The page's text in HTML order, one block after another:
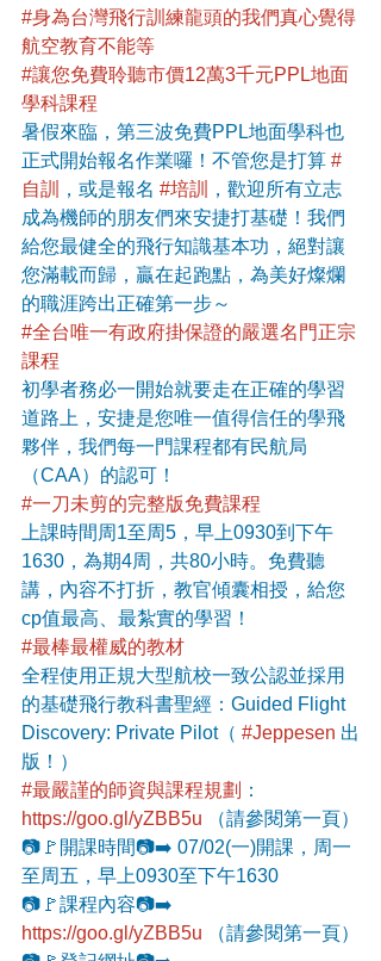
#身為台灣飛行訓練龍頭的我們真心覺得
航空教育不能等
#讓您免費聆聽市價12萬3千元PPL地面
學科課程
暑假來臨，第三波免費PPL地面學科也
正式開始報名作業囉！不管您是打算 #
自訓
，或是報名 #培訓
，歡迎所有立志
成為機師的朋友們來安捷打基礎！我們
給您最健全的飛行知識基本功，絕對讓
您滿載而歸，贏在起跑點，為美好燦爛
的職涯跨出正確第一步～
#全台唯一有政府掛保證的嚴選名門正宗
課程
初學者務必一開始就要走在正確的學習
道路上，安捷是您唯一值得信任的學飛
夥伴，我們每一門課程都有民航局
（CAA）的認可！
#一刀未剪的完整版免費課程
上課時間周1至周5，早上0930到下午
1630，為期4周，共80小時。免費聽
講，內容不打折，教官傾囊相授，給您
cp值最高、最紮實的學習！
#最棒最權威的教材
全程使用正規大型航校一致公認並採用
的基礎飛行教科書聖經：Guided Flight
Discovery: Private Pilot（ #Jeppesen 出
版！）
#最嚴謹的師資與課程規劃 ：
https://goo.gl/yZBB5u （請參閱第一頁）
📷🚩開課時間📷➡️ 07/02(一)開課，周一
至周五，早上0930至下午1630
📷🚩課程內容📷➡️
https://goo.gl/yZBB5u （請參閱第一頁）